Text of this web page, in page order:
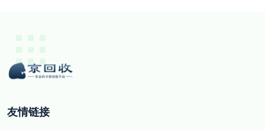
友情链接